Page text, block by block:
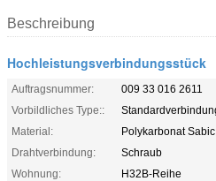
Beschreibung
Hochleistungsverbindungsstück
Auftragsnummer:
009 33 016 2611
Vorbildliches Type::
Material:
Polykarbonat
Drahtverbindung:
Schraub
Wohnung:
H32B-Reihe